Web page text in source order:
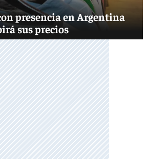
presencia en Argentina
sus precios